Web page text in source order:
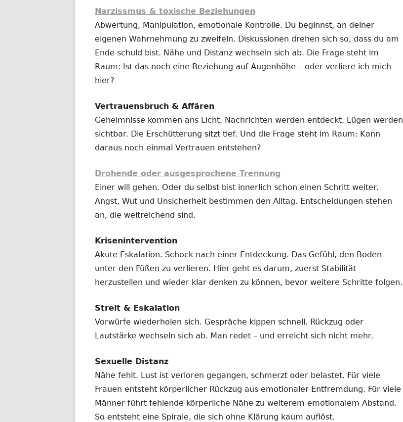
Narzissmus & toxische Beziehungen
Abwertung, Manipulation, emotionale Kontrolle. Du beginnst, an deiner
eigenen Wahrnehmung zu zweifeln. Diskussionen drehen sich so, dass du am
Ende schuld bist. Nähe und Distanz wechseln sich ab. Die Frage steht im
Raum: Ist das noch eine Beziehung auf Augenhöhe – oder verliere ich mich
hier?
Vertrauensbruch & Affären
Geheimnisse kommen ans Licht. Nachrichten werden entdeckt. Lügen werden
sichtbar. Die Erschütterung sitzt tief. Und die Frage steht im Raum: Kann
daraus noch einmal Vertrauen entstehen?
Drohende oder ausgesprochene Trennung
Einer will gehen. Oder du selbst bist innerlich schon einen Schritt weiter.
Angst, Wut und Unsicherheit bestimmen den Alltag. Entscheidungen stehen
an, die weitreichend sind.
Krisenintervention
Akute Eskalation. Schock nach einer Entdeckung. Das Gefühl, den Boden
unter den Füßen zu verlieren. Hier geht es darum, zuerst Stabilität
herzustellen und wieder klar denken zu können, bevor weitere Schritte folgen.
Streit & Eskalation
Vorwürfe wiederholen sich. Gespräche kippen schnell. Rückzug oder
Lautstärke wechseln sich ab. Man redet – und erreicht sich nicht mehr.
Sexuelle Distanz
Nähe fehlt. Lust ist verloren gegangen, schmerzt oder belastet. Für viele
Frauen entsteht körperlicher Rückzug aus emotionaler Entfremdung. Für viele
Männer führt fehlende körperliche Nähe zu weiterem emotionalem Abstand.
So entsteht eine Spirale, die sich ohne Klärung kaum auflöst.